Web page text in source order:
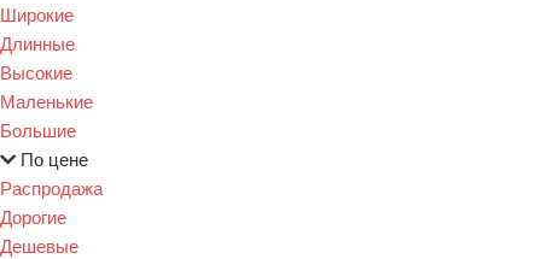
Широкие
Длинные
Высокие
Маленькие
Большие
По цене
Распродажа
Дорогие
Дешевые